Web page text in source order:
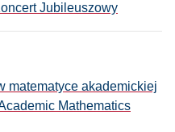
Jubileuszowy
matematyce akademickiej
Mathematics